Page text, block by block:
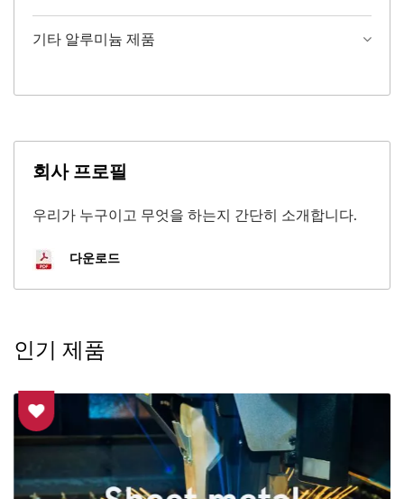
기타 알루미늄 제품
회사 프로필
우리가 누구이고 무엇을 하는지 간단히 소개합니다.
다운로드
인기 제품